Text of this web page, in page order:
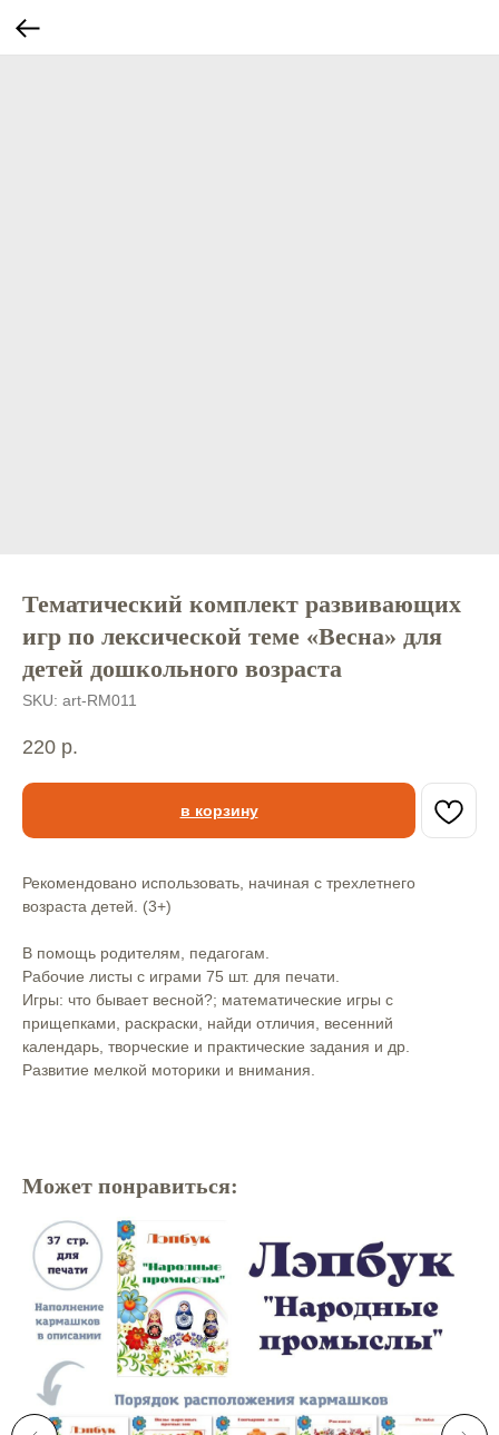
Тематический комплект развивающих
игр по лексической теме «Весна» для
детей дошкольного возраста
SKU: art-RM011
220 р.
в корзину
Рекомендовано использовать, начиная с трехлетнего
возраста детей. (3+)
В помощь родителям, педагогам.
Рабочие листы с играми 75 шт. для печати.
Игры: что бывает весной?; математические игры с
прищепками, раскраски, найди отличия, весенний
календарь, творческие и практические задания и др.
Развитие мелкой моторики и внимания.
Может понравиться: